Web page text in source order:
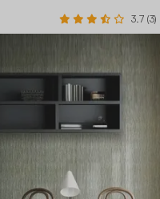
3.7 (3)